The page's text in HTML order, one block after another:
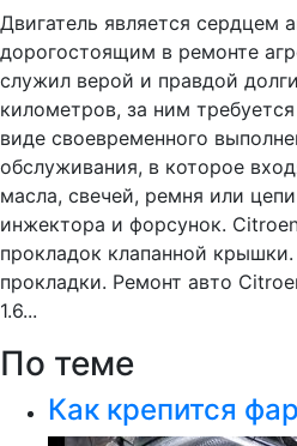
Двигатель является сердцем
дорогостоящим в ремонте
служил верой и правдой
километров, за ним
виде своевременного
обслуживания, в которое
масла, свечей, ремня или
инжектора и форсунок.
прокладок клапанной
прокладки. Ремонт авто
1.6...
По теме
Как крепится